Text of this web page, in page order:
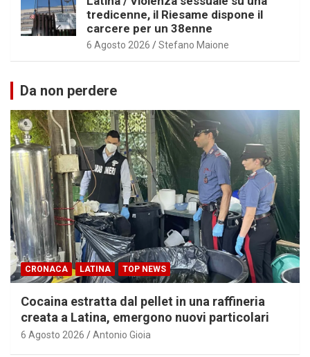
tredicenne, il Riesame dispone il
carcere per un 38enne
6 Agosto 2026 Stefano Maione
Da non perdere
CRONACA LATINA TOP NEWS
Cocaina estratta dal pellet in una raffineria
creata a Latina, emergono nuovi particolari
6 Agosto 2026 Antonio Gioia